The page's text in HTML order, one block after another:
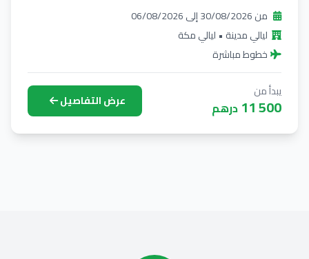
من 30/08/2026 إلى 06/08/2026
ليالي مدينة • ليالي مكة
خطوط مباشرة
يبدأ من
11 500 درهم عرض التفاصيل